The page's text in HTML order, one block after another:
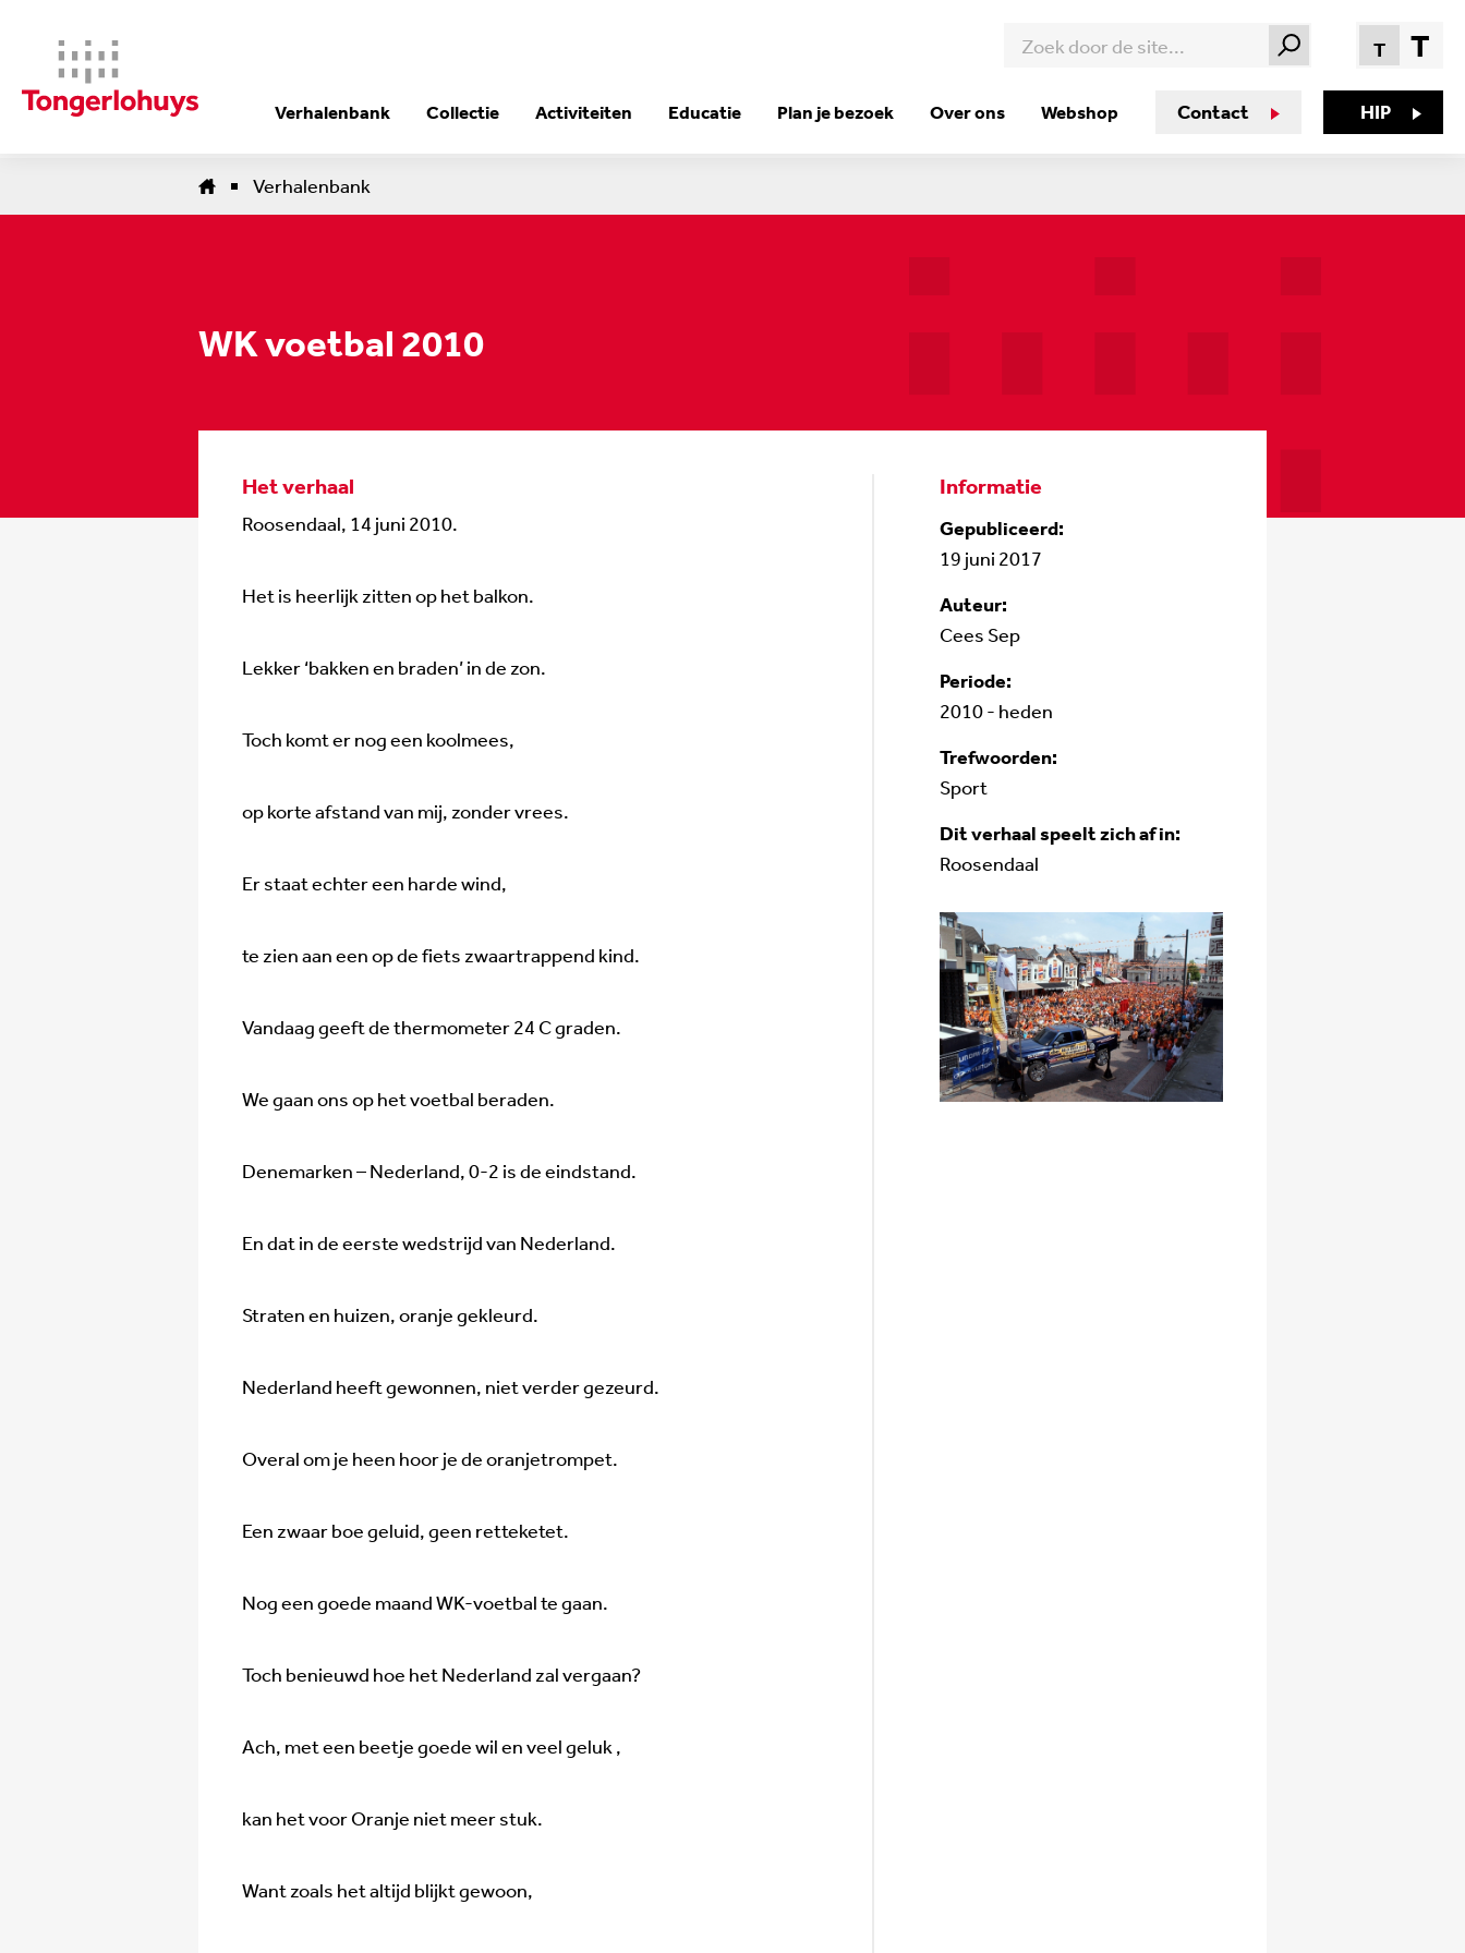
T T
Verhalenbank Collectie Activiteiten Educatie Plan je bezoek Over ons Webshop Contact HIP
Verhalenbank
WK voetbal 2010
Het verhaal
Roosendaal, 14 juni 2010.
Het is heerlijk zitten op het balkon.
Lekker ‘bakken en braden’ in de zon.
Toch komt er nog een koolmees,
op korte afstand van mij, zonder vrees.
Er staat echter een harde wind,
te zien aan een op de fiets zwaartrappend kind.
Vandaag geeft de thermometer 24 C graden.
We gaan ons op het voetbal beraden.
Denemarken – Nederland, 0-2 is de eindstand.
En dat in de eerste wedstrijd van Nederland.
Straten en huizen, oranje gekleurd.
Nederland heeft gewonnen, niet verder gezeurd.
Overal om je heen hoor je de oranjetrompet.
Een zwaar boe geluid, geen retteketet.
Nog een goede maand WK-voetbal te gaan.
Toch benieuwd hoe het Nederland zal vergaan?
Ach, met een beetje goede wil en veel geluk ,
kan het voor Oranje niet meer stuk.
Want zoals het altijd blijkt gewoon,
Informatie
Gepubliceerd:
19 juni 2017
Auteur:
Cees Sep
Periode:
2010 - heden
Trefwoorden:
Sport
Dit verhaal speelt zich af in:
Roosendaal